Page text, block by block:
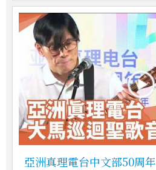
亞洲真理電台中文部50周年